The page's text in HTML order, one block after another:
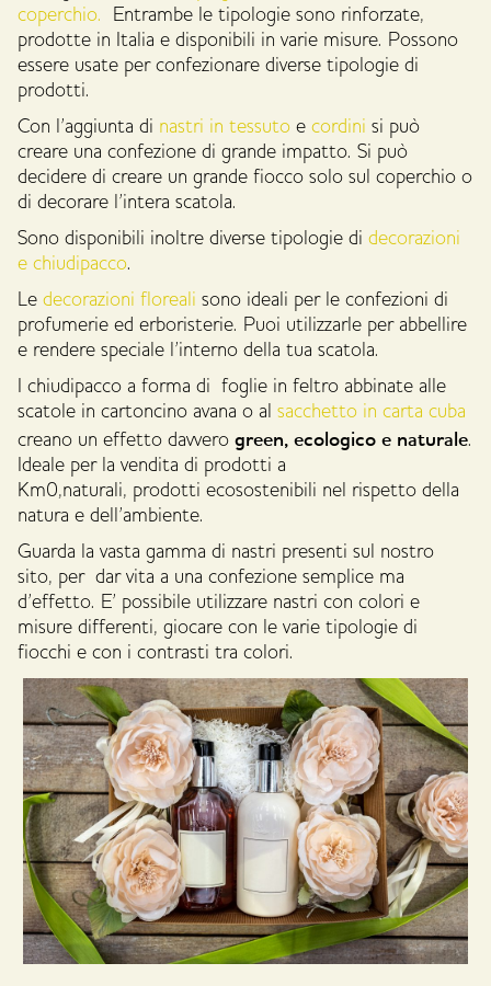
coperchio.
Entrambe le tipologie sono rinforzate,
prodotte in Italia e disponibili in varie misure. Possono
essere usate per confezionare diverse tipologie di
prodotti.
Con l’aggiunta di nastri in tessuto e cordini si può
creare una confezione di grande impatto. Si può
decidere di creare un grande fiocco solo sul coperchio o
di decorare l’intera scatola.
Sono disponibili inoltre diverse tipologie di decorazioni
e chiudipacco.
Le decorazioni floreali sono ideali per le confezioni di
profumerie ed erboristerie. Puoi utilizzarle per abbellire
e rendere speciale l’interno della tua scatola.
I chiudipacco a forma di foglie in feltro abbinate alle
scatole in cartoncino avana o al sacchetto in carta cuba
creano un effetto davvero green, ecologico e naturale.
Ideale per la vendita di prodotti a
Km0,naturali, prodotti ecosostenibili nel rispetto della
natura e dell’ambiente.
Guarda la vasta gamma di nastri presenti sul nostro
sito, per dar vita a una confezione semplice ma
d’effetto. E’ possibile utilizzare nastri con colori e
misure differenti, giocare con le varie tipologie di
fiocchi e con i contrasti tra colori.